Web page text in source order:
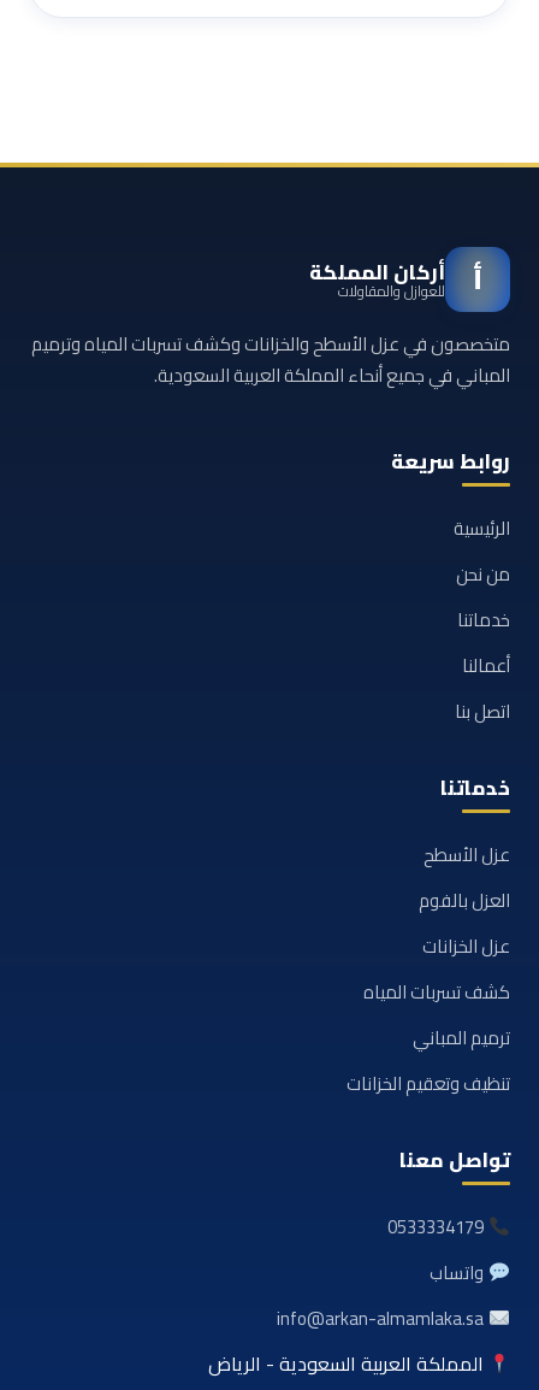
أ أركان المملكة
للعوازل والمقاولات
متخصصون في عزل الأسطح والخزانات وكشف تسربات المياه وترميم
المباني في جميع أنحاء المملكة العربية السعودية.
روابط سريعة
الرئيسية
من نحن
خدماتنا
أعمالنا
اتصل بنا
خدماتنا
عزل الأسطح
العزل بالفوم
عزل الخزانات
كشف تسربات المياه
ترميم المباني
تنظيف وتعقيم الخزانات
تواصل معنا
0533334179
واتساب
info@arkan-almamlaka.sa
المملكة العربية السعودية - الرياض